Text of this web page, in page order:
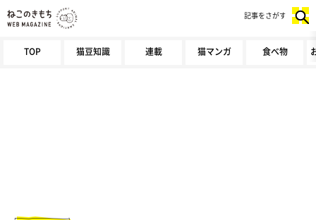
TOP 猫豆知識 連載 猫マンガ 食べ物
記事をさがす